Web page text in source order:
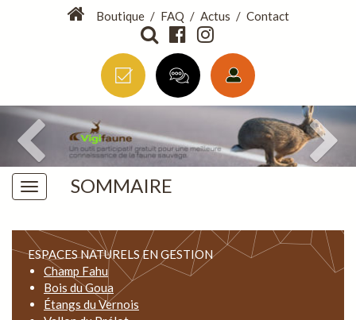
Boutique / FAQ / Actus / Contact
SOMMAIRE
ESPACES NATURELS EN GESTION
Champ Fahu
Bois du Goua
Étangs du Vernois